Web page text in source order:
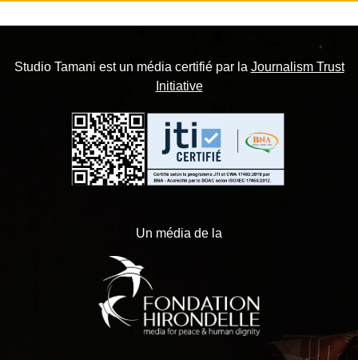
Studio Tamani est un média certifié par la Journalism Trust
Initiative
Un média de la